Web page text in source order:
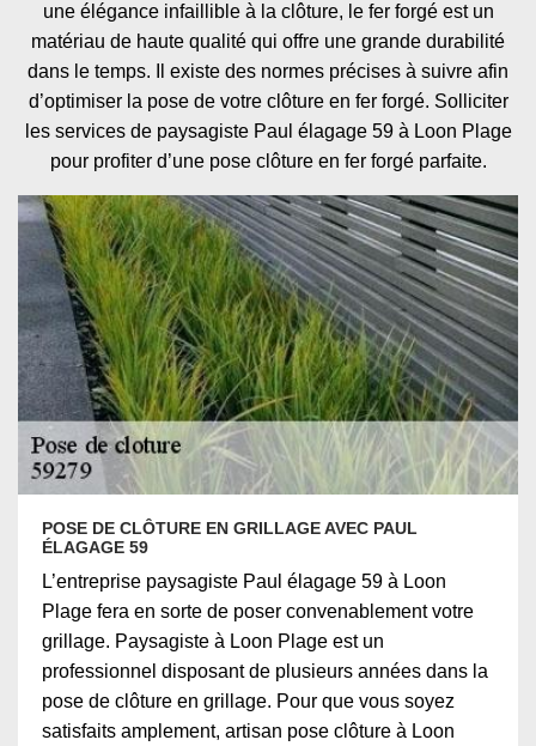
une élégance infaillible à la clôture, le fer forgé est un
matériau de haute qualité qui offre une grande durabilité
dans le temps. Il existe des normes précises à suivre afin
d’optimiser la pose de votre clôture en fer forgé. Solliciter
les services de paysagiste Paul élagage 59 à Loon Plage
pour profiter d’une pose clôture en fer forgé parfaite.
POSE DE CLÔTURE EN GRILLAGE AVEC PAUL
ÉLAGAGE 59
L’entreprise paysagiste Paul élagage 59 à Loon
Plage fera en sorte de poser convenablement votre
grillage. Paysagiste à Loon Plage est un
professionnel disposant de plusieurs années dans la
pose de clôture en grillage. Pour que vous soyez
satisfaits amplement, artisan pose clôture à Loon